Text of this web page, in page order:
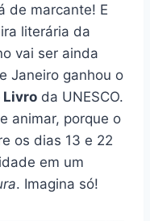
de marcante! E
literária da
vai ser ainda
Janeiro ganhou o
Livro da UNESCO.
animar, porque o
os dias 13 e 22
em um
. Imagina só!